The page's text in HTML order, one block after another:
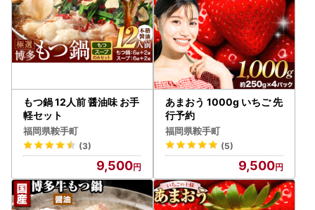
もつ鍋 12人前 醤油味 お手
軽セット
福岡県鞍手町
(3)
9,500
あまおう 1000g いちご 先
行予約
福岡県鞍手町
(5)
9,500